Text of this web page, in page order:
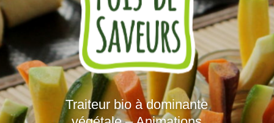
Traiteur bio à dominante